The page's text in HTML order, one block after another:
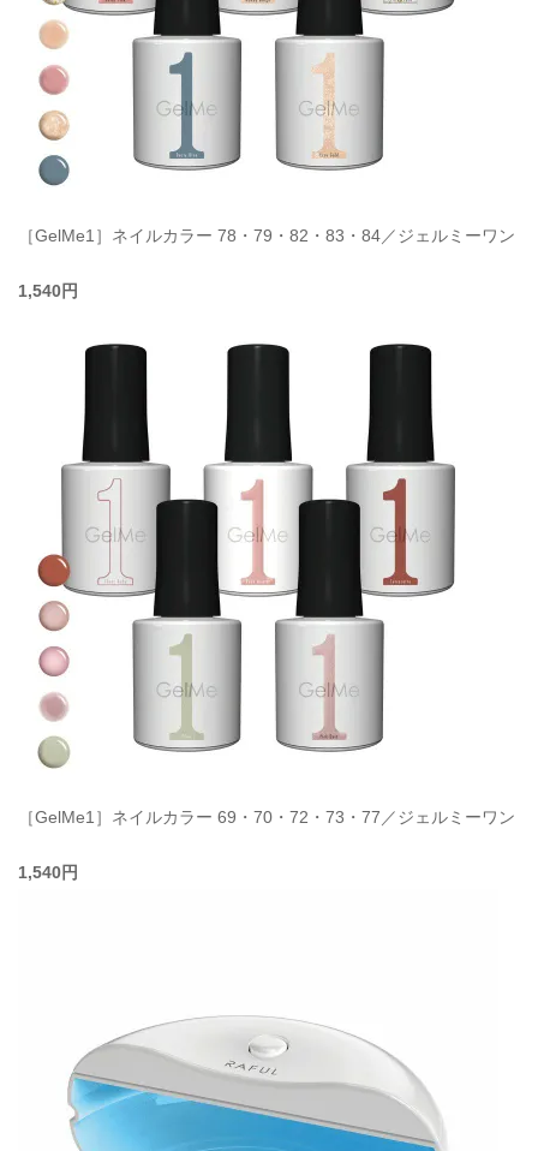
［GelMe1］ネイルカラー 78・79・82・83・84／ジェルミーワン
1,540円
［GelMe1］ネイルカラー 69・70・72・73・77／ジェルミーワン
1,540円